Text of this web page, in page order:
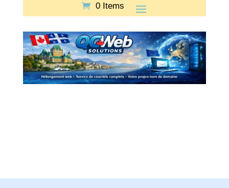
0 Items